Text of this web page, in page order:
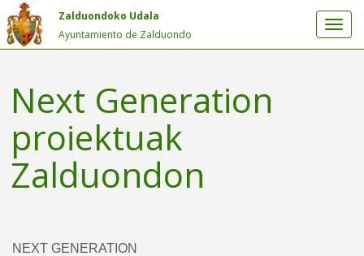
Zalduondoko Udala
Ayuntamiento de Zalduondo
Next Generation
proiektuak
Zalduondon
NEXT GENERATION